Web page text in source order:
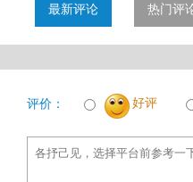
最新评论 热门评
评价： 好评